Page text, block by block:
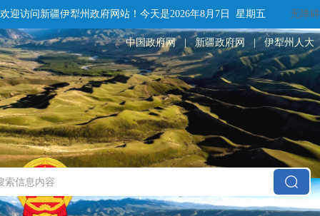
欢迎访问新疆伊犁州政府网站！ 今天是2026年8月7日 星期五 无障碍
中国政府网 | 新疆政府网 | 伊犁州人大